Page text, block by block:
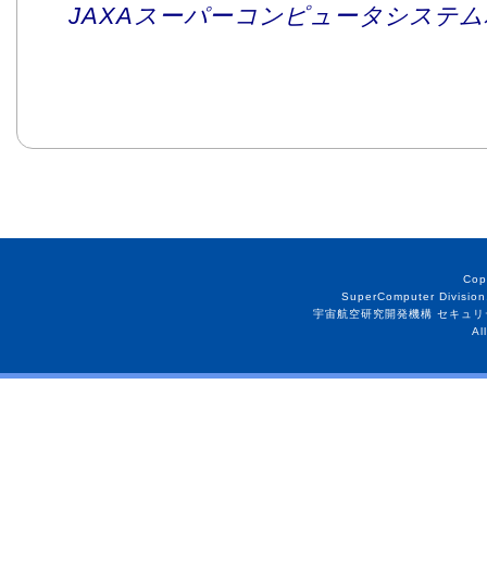
JAXAスーパーコンピュータシステ
SuperComputer
宇宙航空研究開発機構 セキュ